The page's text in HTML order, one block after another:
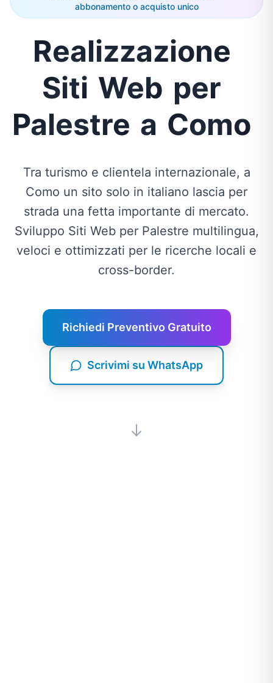
abbonamento o acquisto unico
Realizzazione
Siti Web per
Palestre a Como
Tra turismo e clientela internazionale, a
Como un sito solo in italiano lascia per
strada una fetta importante di mercato.
Sviluppo Siti Web per Palestre multilingua,
veloci e ottimizzati per le ricerche locali e
cross-border.
Richiedi Preventivo Gratuito
Scrivimi su WhatsApp